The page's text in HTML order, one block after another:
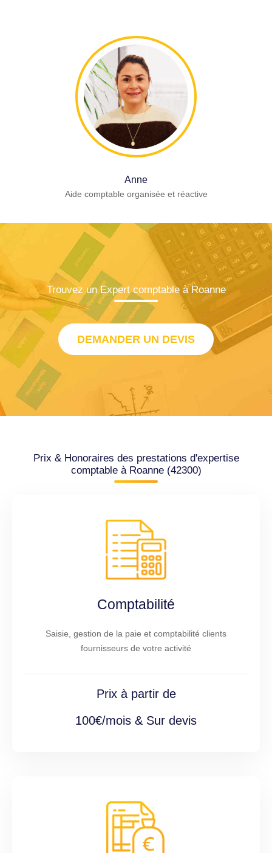
Anne
Aide comptable organisée et réactive
Trouvez un Expert comptable à Roanne
DEMANDER UN DEVIS
Prix & Honoraires des prestations d'expertise
comptable à Roanne (42300)
Comptabilité
Saisie, gestion de la paie et comptabilité clients
fournisseurs de votre activité
Prix à partir de
100€/mois & Sur devis